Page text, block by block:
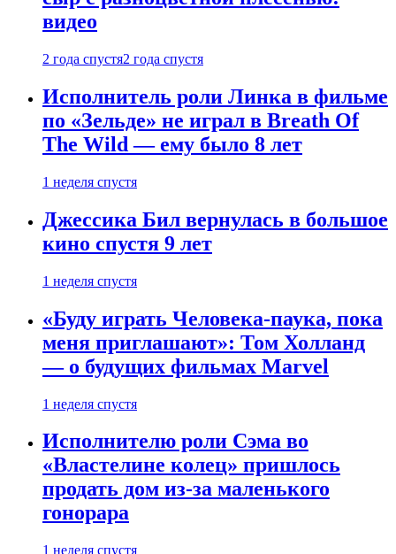
видео
2 года спустя2 года спустя
Исполнитель роли Линка в фильме
по «Зельде» не играл в Breath Of
The Wild — ему было 8 лет
1 неделя спустя
Джессика Бил вернулась в большое
кино спустя 9 лет
1 неделя спустя
«Буду играть Человека-паука, пока
меня приглашают»: Том Холланд
— о будущих фильмах Marvel
1 неделя спустя
Исполнителю роли Сэма во
«Властелине колец» пришлось
продать дом из-за маленького
гонорара
1 неделя спустя